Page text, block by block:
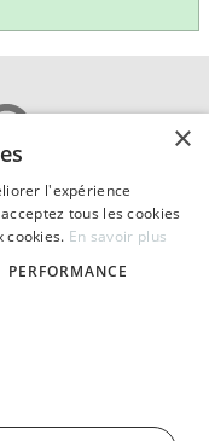
légales
compare
Tous droits réservés.
agréé FSMA : 114863
financiers)
assurances) :
×
l'expérience
tous les cookies
cookies. En savoir plus
PERFORMANCE